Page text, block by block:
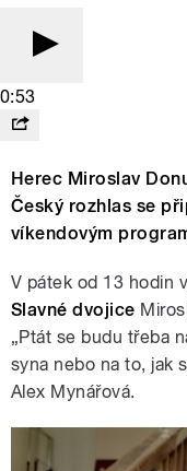
0:53
Herec Miroslav
Český rozhlas se
víkendovým
V pátek od 13 hodin
Slavné dvojice
„Ptát se budu třeba
syna nebo na to, jak
Alex Mynářová.